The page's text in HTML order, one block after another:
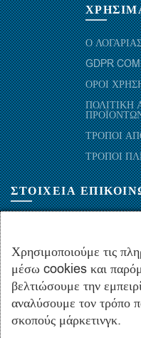
Ο
GDPR
ΟΡΟΙ
ΠΟΛΙΤΙΚΗ
ΤΡΟΠΟΙ
ΤΡΟΠΟΙ
ΣΤΟΙΧΕΙΑ
+30.210-5143367,
+30.210-5133976
info@hydropac.gr
Δευτ. εως Παρ.: 08:00 -
Χρησιμοποιούμε τις
μέσω cookies και
βελτιώσουμε την
αναλύσουμε τον τρόπο
σκοπούς μάρκετινγκ.